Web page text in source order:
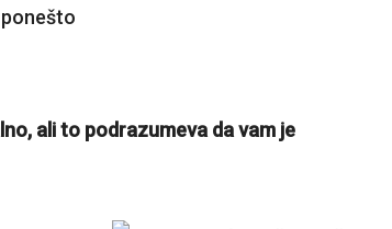
ali to podrazumeva da vam je